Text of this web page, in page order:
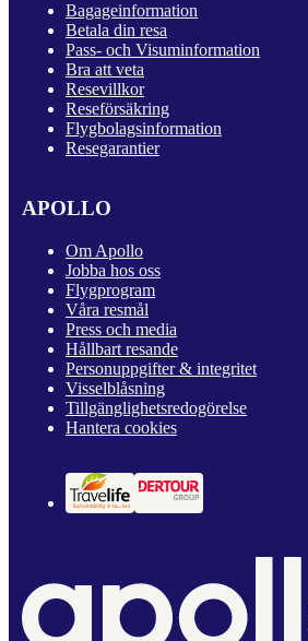
Bagageinformation
Betala din resa
Pass- och Visuminformation
Bra att veta
Resevillkor
Reseförsäkring
Flygbolagsinformation
Resegarantier
APOLLO
Om Apollo
Jobba hos oss
Flygprogram
Våra resmål
Press och media
Hållbart resande
Personuppgifter & integritet
Visselblåsning
Tillgänglighetsredogörelse
Hantera cookies